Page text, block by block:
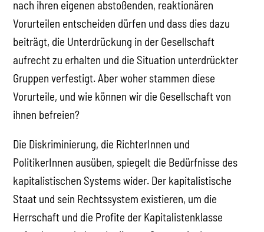
nach ihren eigenen abstoßenden, reaktionären
Vorurteilen entscheiden dürfen und dass dies dazu
beiträgt, die Unterdrückung in der Gesellschaft
aufrecht zu erhalten und die Situation unterdrückter
Gruppen verfestigt. Aber woher stammen diese
Vorurteile, und wie können wir die Gesellschaft von
ihnen befreien?
Die Diskriminierung, die RichterInnen und
PolitikerInnen ausüben, spiegelt die Bedürfnisse des
kapitalistischen Systems wider. Der kapitalistische
Staat und sein Rechtssystem existieren, um die
Herrschaft und die Profite der Kapitalistenklasse